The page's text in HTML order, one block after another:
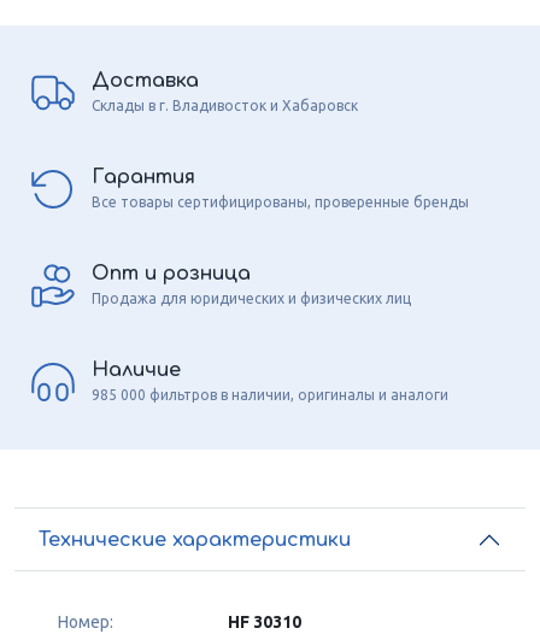
Доставка
Склады в г. Владивосток и Хабаровск
Гарантия
Все товары сертифицированы, проверенные бренды
Опт и розница
Продажа для юридических и физических лиц
Наличие
985 000 фильтров в наличии, оригиналы и аналоги
Технические характеристики
Номер: HF 30310